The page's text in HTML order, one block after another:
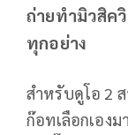
ถ่ายทำมิวสิค
ทุกอย่าง
สำหรับดูโอ 2
ก๊อทเลือกเอง